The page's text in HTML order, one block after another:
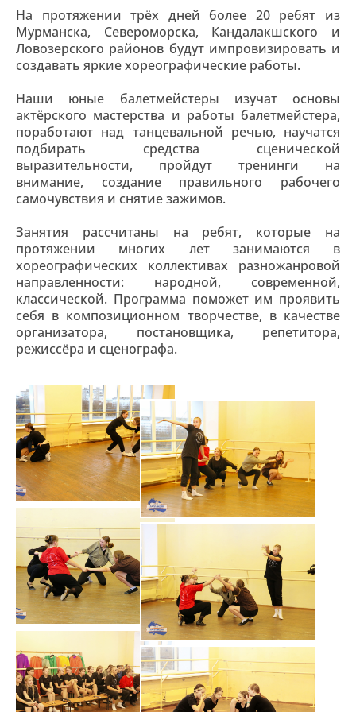
На протяжении трёх дней более 20 ребят из
Мурманска, Североморска, Кандалакшского и
Ловозерского районов будут импровизировать и
создавать яркие хореографические работы.
Наши юные балетмейстеры изучат основы
актёрского мастерства и работы балетмейстера,
поработают над танцевальной речью, научатся
подбирать средства сценической
выразительности, пройдут тренинги на
внимание, создание правильного рабочего
самочувствия и снятие зажимов.
Занятия рассчитаны на ребят, которые на
протяжении многих лет занимаются в
хореографических коллективах разножанровой
направленности: народной, современной,
классической. Программа поможет им проявить
себя в композиционном творчестве, в качестве
организатора, постановщика, репетитора,
режиссёра и сценографа.